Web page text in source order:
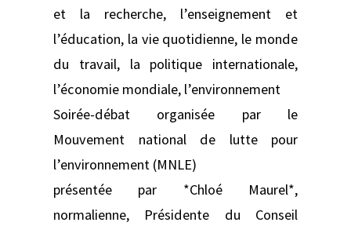
et la recherche, l’enseignement et
l’éducation, la vie quotidienne, le monde
du travail, la politique internationale,
l’économie mondiale, l’environnement
Soirée-débat organisée par le
Mouvement national de lutte pour
l’environnement (MNLE)
présentée par *Chloé Maurel*,
normalienne, Présidente du Conseil